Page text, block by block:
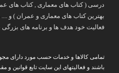
درسی ( کتاب های معماری , کتاب های
فعالیت خود هدف ها و برنامه های بزرگی
تمامی کالاها و خدمات حسب مورد دارای
باشند و فعالیتهای این سایت تابع قوانین